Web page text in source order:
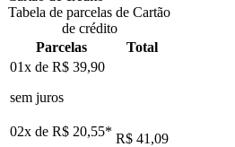
Tabela de parcelas de Cartão
de crédito
Parcelas
Total
01x de R$ 39,90
sem juros
02x de R$ 20,55* R$ 41,09